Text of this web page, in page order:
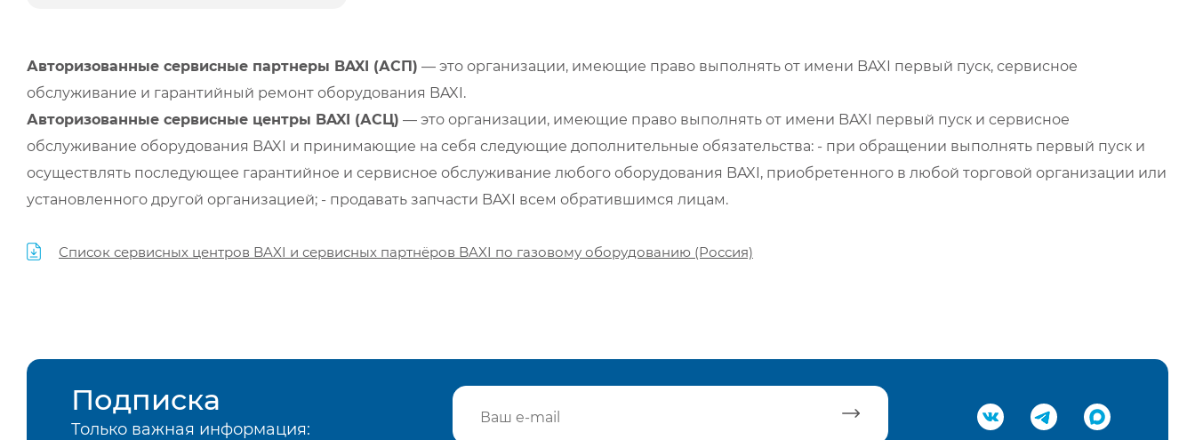
Авторизованные сервисные партнеры BAXI (АСП) — это организации, имеющие право выполнять от имени BAXI первый пуск, сервисное
обслуживание и гарантийный ремонт оборудования BAXI.
Авторизованные сервисные центры BAXI (АСЦ) — это организации, имеющие право выполнять от имени BAXI первый пуск и сервисное
обслуживание оборудования BAXI и принимающие на себя следующие дополнительные обязательства: - при обращении выполнять первый пуск и
осуществлять последующее гарантийное и сервисное обслуживание любого оборудования BAXI, приобретенного в любой торговой организации или
установленного другой организацией; - продавать запчасти BAXI всем обратившимся лицам.
Список сервисных центров BAXI и сервисных партнёров BAXI по газовому оборудованию (Россия)
Подписка
Только важная информация: